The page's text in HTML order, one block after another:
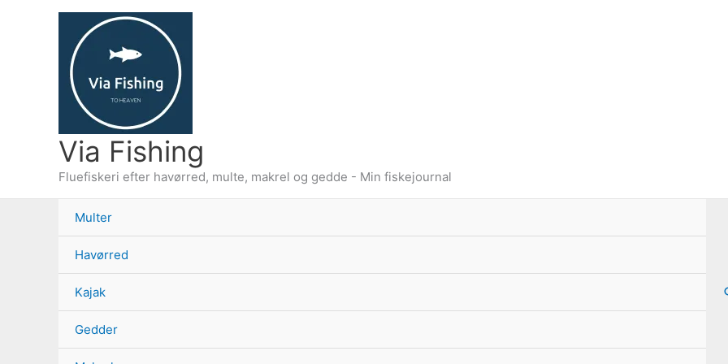
Via Fishing
Fluefiskeri efter havørred, multe, makrel og gedde - Min fiskejournal
Multer
Havørred
Kajak
Gedder